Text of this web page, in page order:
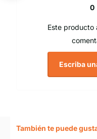
0
Este producto
Escriba
También te puede